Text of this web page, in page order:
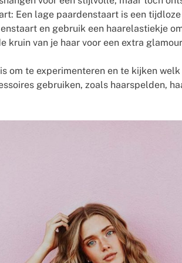
Een lage paardenstaart is een
en gebruik een haarelastiekje
kruin van je haar voor een extra
om te experimenteren en te kijken
gebruiken, zoals haarspelden,